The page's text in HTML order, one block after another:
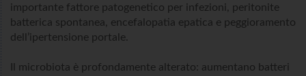
importante fattore patogenetico per infezioni, peritonite
batterica spontanea, encefalopatia epatica e peggioramento
dell’ipertensione portale.
Il microbiota è profondamente alterato: aumentano batteri